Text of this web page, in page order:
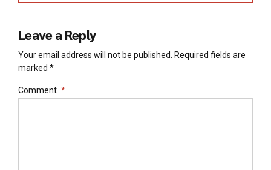
Leave a Reply
Your email address will not be published. Required fields are
marked *
Comment *